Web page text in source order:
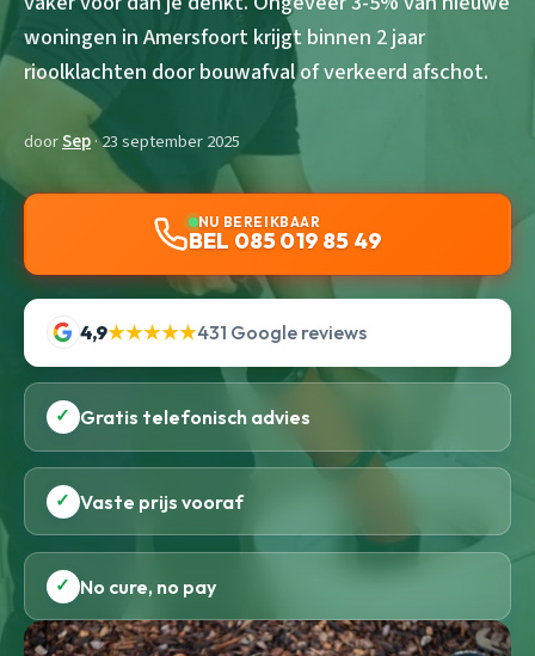
woningen in Amersfoort krijgt binnen 2 jaar
rioolklachten door bouwafval of verkeerd afschot.
doorSep· 23 september 2025
NU BEREIKBAAR
BEL 085 019 85 49
4,9★★★★★431 Google reviews
✓ Gratis telefonisch advies
✓ Vaste prijs vooraf
✓ No cure, no pay